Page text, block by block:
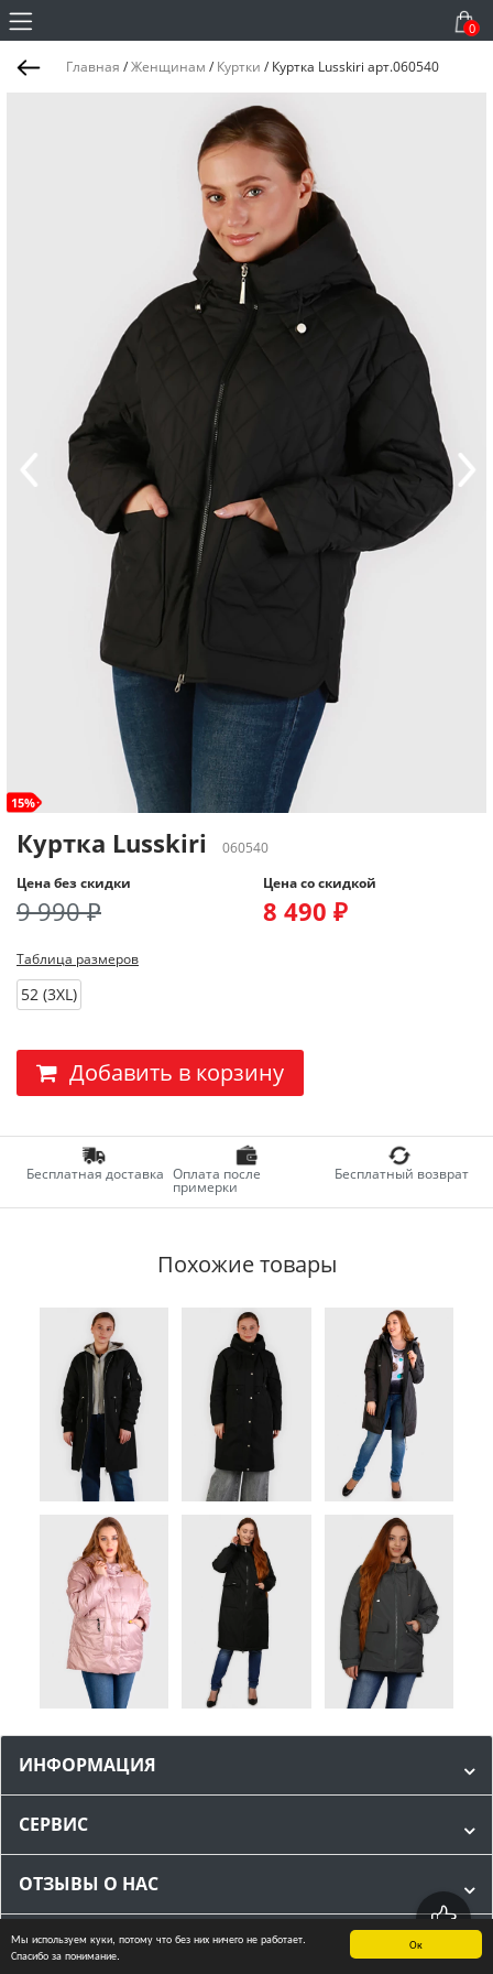
Ок
Мы используем куки, потому что без них ничего не работает.
Спасибо за понимание.
0
Главная /Женщинам / Куртки / Куртка Lusskiri арт.060540
15%
Куртка Lusskiri
060540
Цена без скидки
9 990 ₽
Цена со скидкой
8 490 ₽
Таблица размеров
52 (3XL)
Добавить в корзину
Бесплатная доставка Оплата после
примерки
Бесплатный возврат
Похожие товары
ИНФОРМАЦИЯ
СЕРВИС
ОТЗЫВЫ О НАС
МЫ В СОЦИАЛЬНЫХ СЕТЯХ